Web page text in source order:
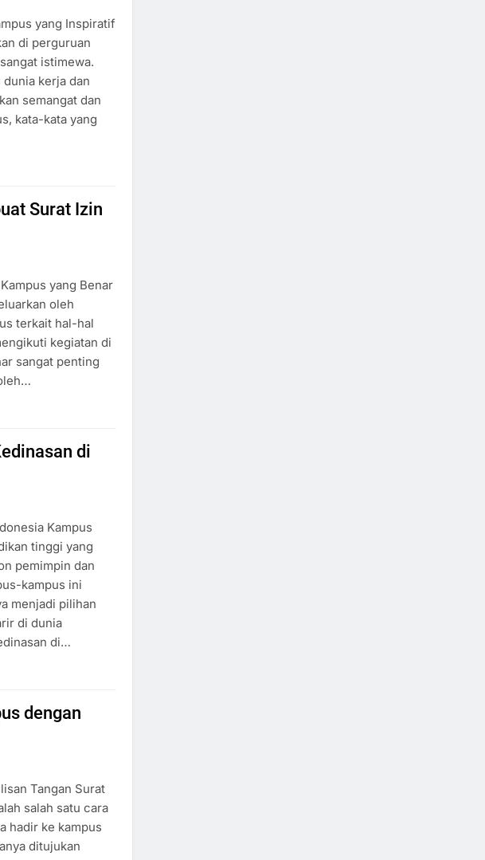
yang Inspiratif
di perguruan
istimewa.
kerja dan
semangat dan
kata-kata yang
Surat Izin
yang Benar
oleh
terkait hal-hal
kegiatan di
sangat penting
di
Kampus
tinggi yang
pemimpin dan
kampus ini
menjadi pilihan
di dunia
di…
dengan
Tangan Surat
salah satu cara
hadir ke kampus
ditujukan